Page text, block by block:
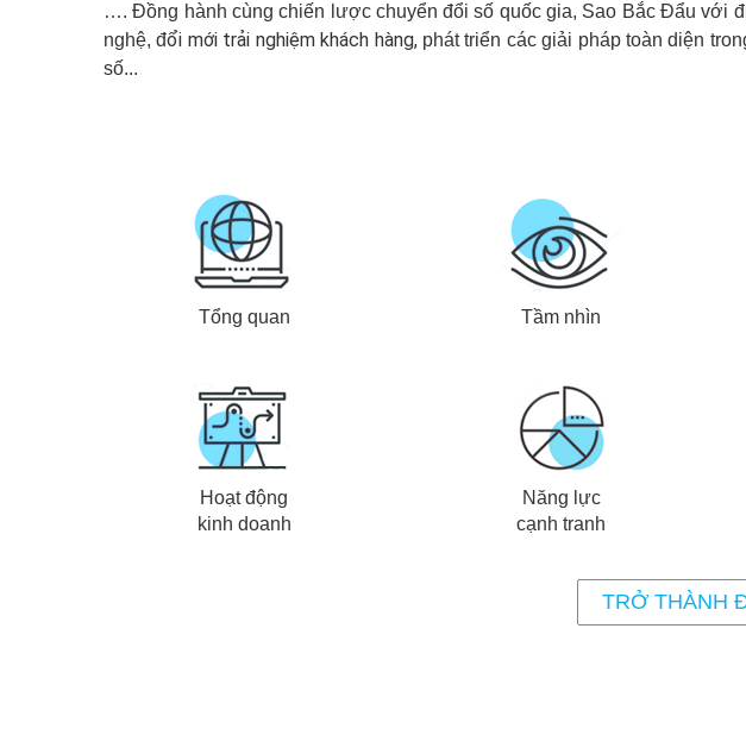
…. Đồng hành cùng chiến lược chuyển đổi số quốc gia, Sao Bắc Đẩu với
nghệ, đổi mới trải nghiệm khách hàng, phát triển các giải pháp toàn diện
số...
Tổng quan Tầm nhìn
Hoạt động
kinh doanh
Năng lực
cạnh tranh
TRỞ THÀNH